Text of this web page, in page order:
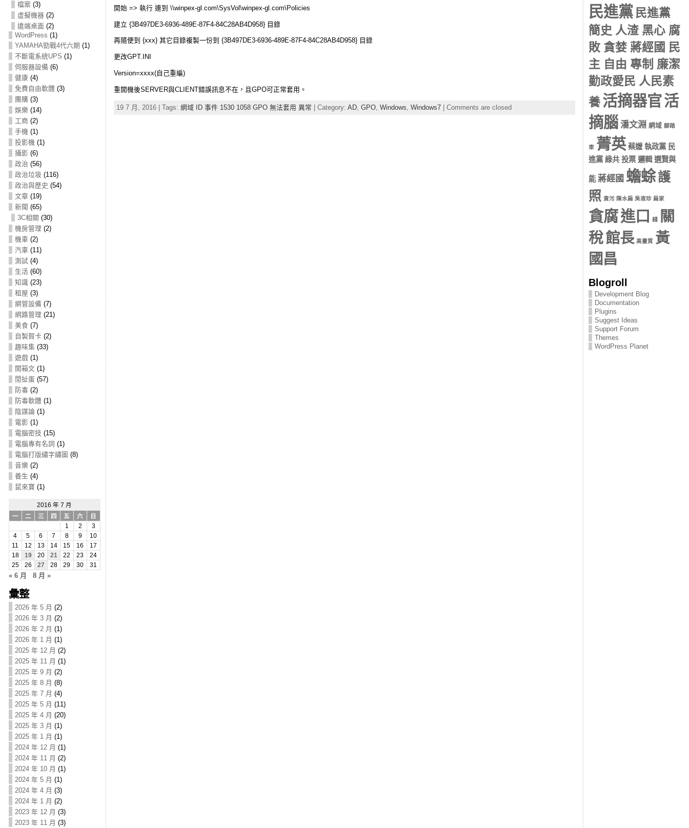
檔案 (3)
虛擬機器 (2)
遠端桌面 (2)
WordPress (1)
YAMAHA勁戰4代六期 (1)
不斷電系統UPS (1)
伺服器設備 (6)
健康(4)
免費自由軟體 (3)
團購(3)
娛樂 (14)
工商 (2)
手機 (1)
投影機 (1)
攝影 (6)
政治 (56)
政治垃圾 (116)
政治與歷史 (54)
文章 (19)
新聞 (65)
3C相關 (30)
機房管理 (2)
機車(2)
汽車(11)
測試(4)
生活(60)
知識 (23)
租屋 (3)
網管設備 (7)
網路管理 (21)
美食 (7)
自製賀卡 (2)
趣味集 (33)
遊戲(1)
開箱文(1)
閒扯蛋 (57)
防毒(2)
防毒軟體 (1)
陰謀論(1)
電影 (1)
電腦密技 (15)
電腦專有名詞 (1)
電腦打版繡字繡圖 (8)
音樂 (2)
養生 (4)
鼠來寶 (1)
2016 年 7 月
一
二 三 四 五 六
日
1
2
3
4
5 6 7 8 9
10
11
12 13 14 15 16
17
18
19 20 21 22 23
24
25
26 27 28 29 30 31
« 6 月 8 月 »
彙整
2026 年 5 月 (2)
2026 年 3 月 (2)
2026 年 2 月 (1)
2026 年 1 月 (1)
2025 年 12 月 (2)
2025 年 11 月 (1)
2025 年 9 月 (2)
2025 年 8 月 (8)
2025 年 7 月 (4)
2025 年 5 月 (11)
2025 年 4 月 (20)
2025 年 3 月 (1)
2025 年 1 月 (1)
2024 年 12 月 (1)
2024 年 11 月 (2)
2024 年 10 月 (1)
2024 年 5 月 (1)
2024 年 4 月 (3)
2024 年 1 月 (2)
2023 年 12 月 (3)
2023 年 11 月 (3)
開始 => 執行 連到 \\winpex-gl.com\SysVol\winpex-gl.com\Policies
建立 {3B497DE3-6936-489E-87F4-84C28AB4D958} 目錄
再隨便到 {xxx} 其它目錄複製一份到 {3B497DE3-6936-489E-87F4-84C28AB4D958} 目錄
更改GPT.INI
Version=xxxx(自己重編)
重開機後SERVER與CLIENT錯誤訊息不在，且GPO可正常套用。
19 7 月, 2016 | Tags: 網域 ID 事件 1530 1058 GPO 無法套用 異常 | Category: AD, GPO, Windows Windows7| Comments are closed
民進黨 民進黨
簡史 人渣 黑心 腐
敗 貪婪 蔣經國 民
主 自由 專制 廉潔
勤政愛民 人民素
養 活摘器官活
摘腦 潘文淵 網域 腳踏
車 菁英 蔡嬤 執政黨 民
進黨 綠共 投票 邏輯 選賢與
能 蔣經國 蟾蜍護
照 貪污 陳水扁 吳淑珍 扁家
貪腐進口 錢
關
稅館長 高畫質 黃
國昌
Blogroll
Development Blog
Documentation
Plugins
Suggest Ideas
Support Forum
Themes
WordPress Planet